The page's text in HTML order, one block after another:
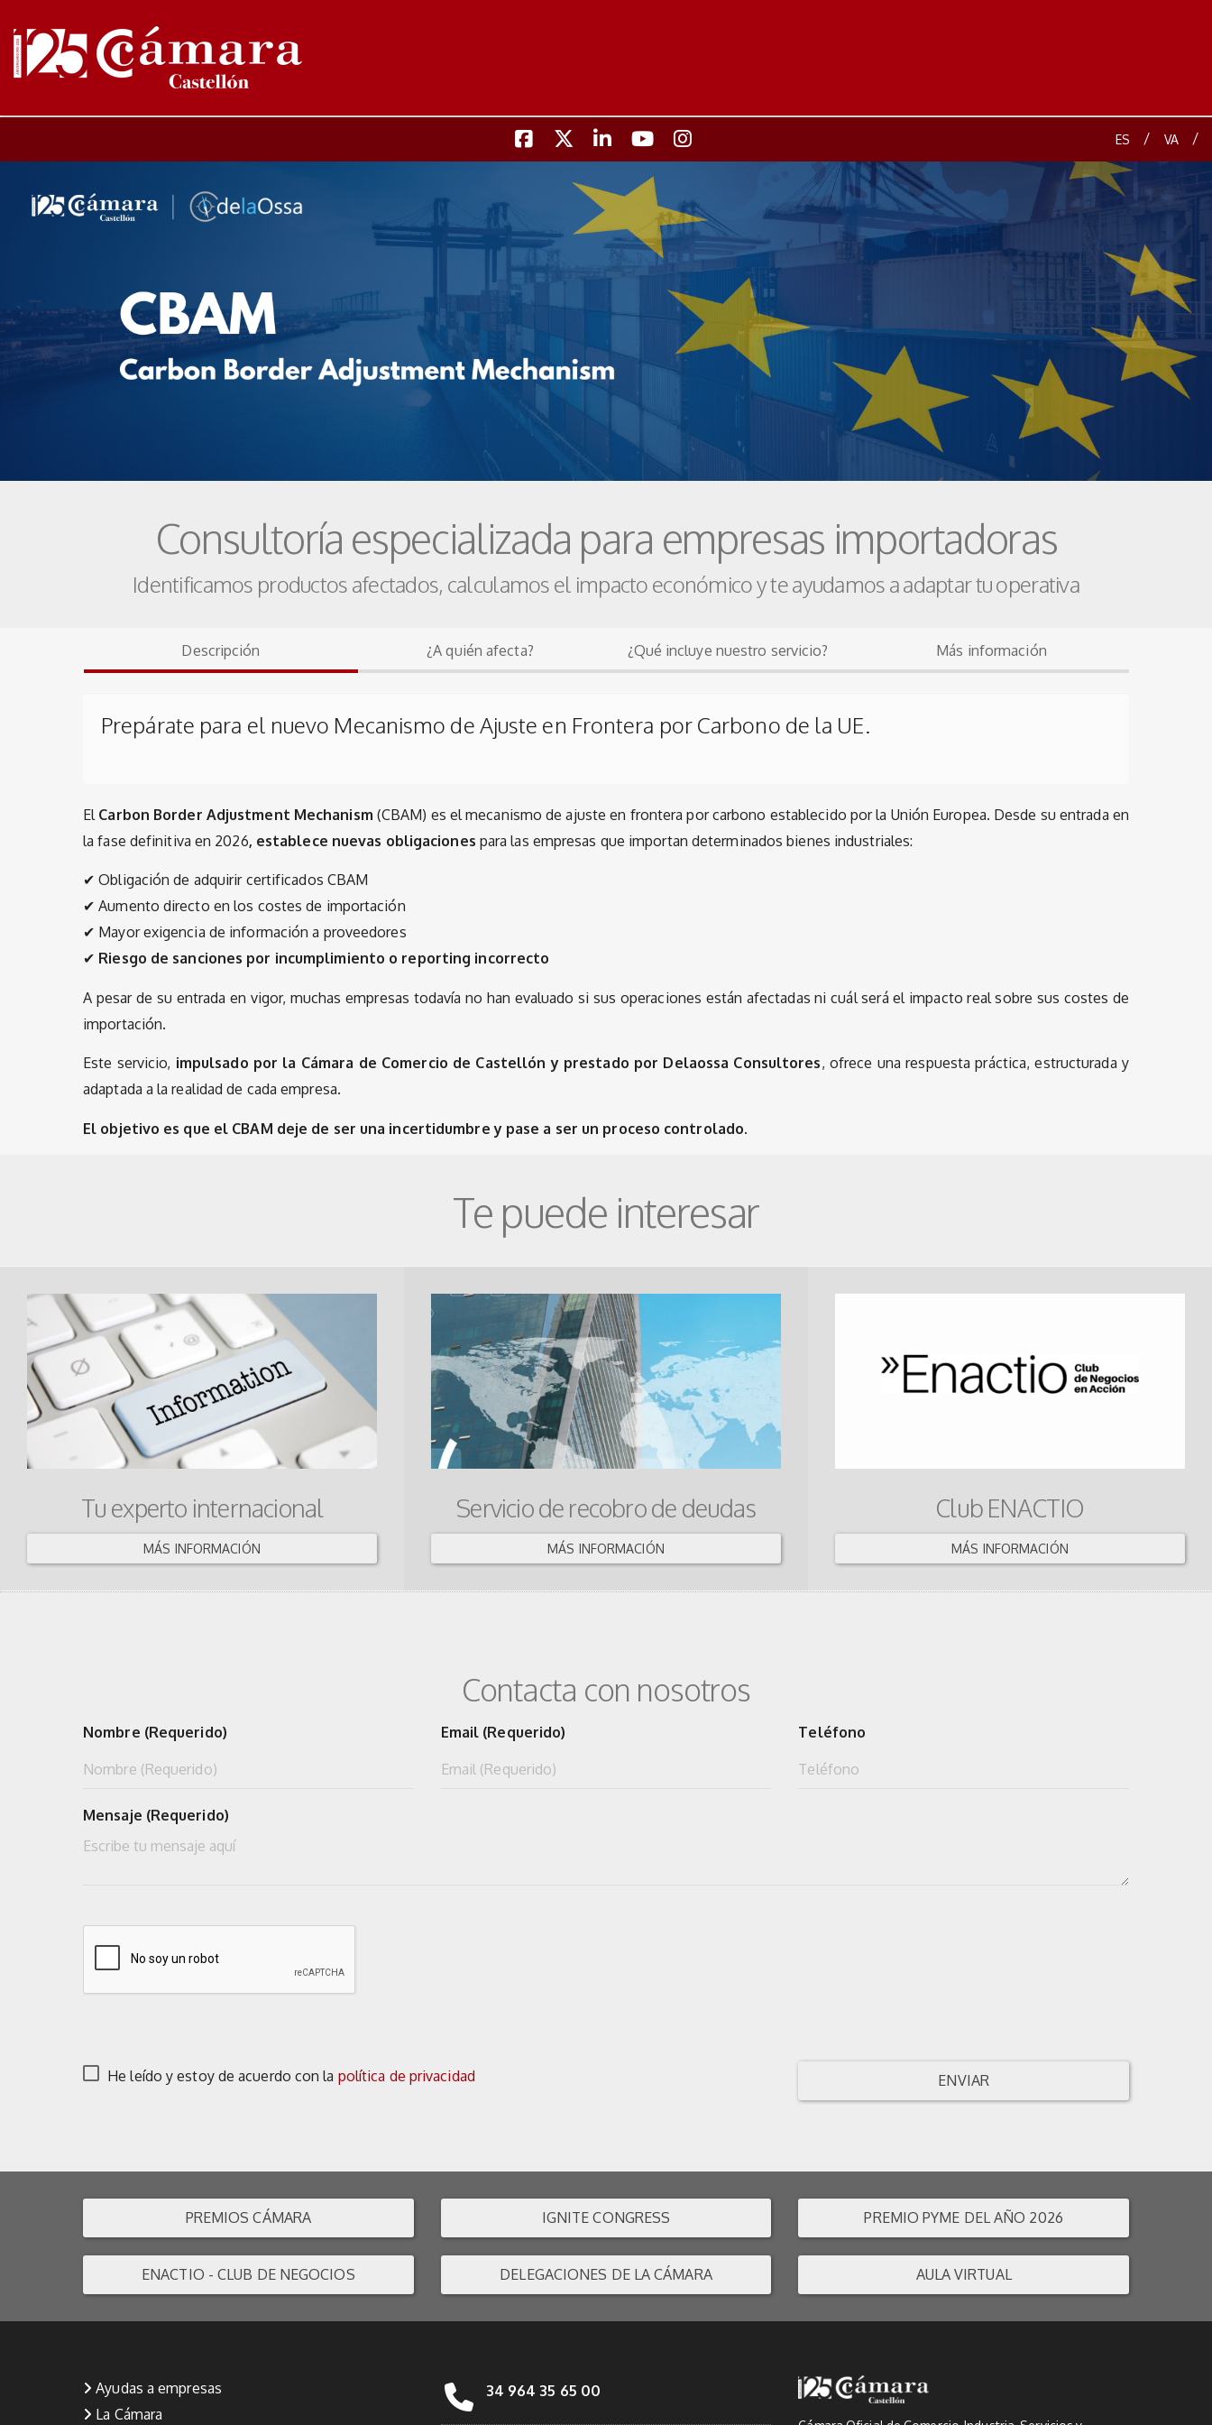
ES / VA /
Consultoría especializada para empresas importadoras
Identificamos productos afectados, calculamos el impacto económico y te ayudamos a adaptar tu operativa
Descripción ¿A quién afecta? ¿Qué incluye nuestro servicio? Más información
Prepárate para el nuevo Mecanismo de Ajuste en Frontera por Carbono de la UE.
El Carbon Border Adjustment Mechanism (CBAM) es el mecanismo de ajuste en frontera por carbono establecido por la Unión Europea. Desde su entrada en
la fase definitiva en 2026, establece nuevas obligaciones para las empresas que importan determinados bienes industriales:
✔ Obligación de adquirir certificados CBAM
✔ Aumento directo en los costes de importación
✔ Mayor exigencia de información a proveedores
✔ Riesgo de sanciones por incumplimiento o reporting incorrecto
A pesar de su entrada en vigor, muchas empresas todavía no han evaluado si sus operaciones están afectadas ni cuál será el impacto real sobre sus costes de
importación.
Este servicio, impulsado por la Cámara de Comercio de Castellón y prestado por Delaossa Consultores, ofrece una respuesta práctica, estructurada y
adaptada a la realidad de cada empresa.
El objetivo es que el CBAM deje de ser una incertidumbre y pase a ser un proceso controlado.
Te puede interesar
Tu experto internacional
MÁS INFORMACIÓN
Servicio de recobro de deudas
MÁS INFORMACIÓN
Club ENACTIO
MÁS INFORMACIÓN
Contacta con nosotros
Nombre (Requerido) Email (Requerido) Teléfono
Mensaje (Requerido)
He leído y estoy de acuerdo con la política de privacidad ENVIAR
PREMIOS CÁMARA IGNITE CONGRESS PREMIO PYME DEL AÑO 2026
ENACTIO - CLUB DE NEGOCIOS DELEGACIONES DE LA CÁMARA AULA VIRTUAL
Ayudas a empresas
La Cámara
34 964 35 65 00